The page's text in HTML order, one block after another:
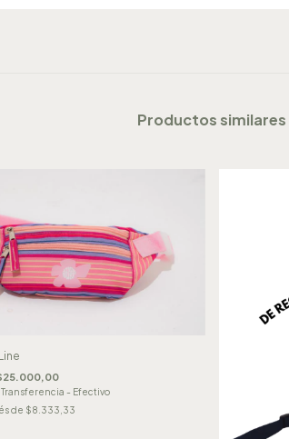
Productos similares
Transferencia - Efectivo
de $8.333,33